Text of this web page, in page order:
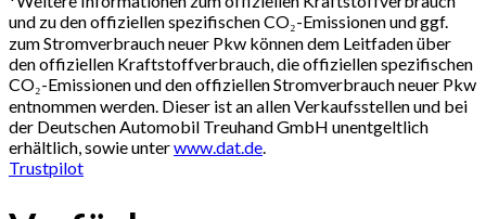
und zu den offiziellen spezifischen CO₂-Emissionen und ggf.
zum Stromverbrauch neuer Pkw können dem Leitfaden über
den offiziellen Kraftstoffverbrauch, die offiziellen spezifischen
CO₂-Emissionen und den offiziellen Stromverbrauch neuer Pkw
entnommen werden. Dieser ist an allen Verkaufsstellen und bei
der Deutschen Automobil Treuhand GmbH unentgeltlich
erhältlich, sowie unterwww.dat.de
Trustpilot